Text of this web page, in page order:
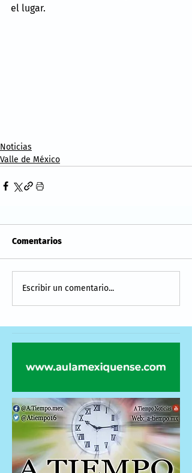
el lugar.
Noticias
Valle de México
Comentarios
Escribir un comentario...